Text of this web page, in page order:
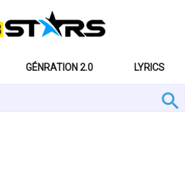
GÉNRATION 2.0 LYRICS